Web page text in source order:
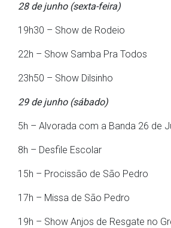
28 de junho (sexta-feira)
19h30 – Show de Rodeio
22h – Show Samba Pra Todos
23h50 – Show Dilsinho
29 de junho (sábado)
5h – Alvorada com a Banda 26 de
8h – Desfile Escolar
15h – Procissão de São Pedro
17h – Missa de São Pedro
19h – Show Anjos de Resgate no